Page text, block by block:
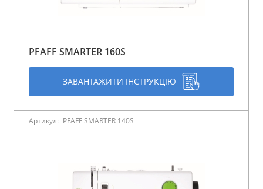
PFAFF SMARTER 160S
ЗАВАНТАЖИТИ ІНСТРУКЦІЮ
Артикул: PFAFF SMARTER 140S